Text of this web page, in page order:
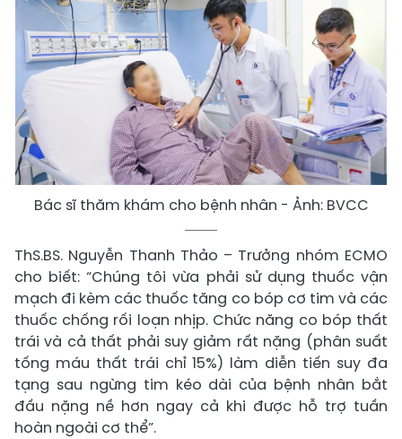
Bác sĩ thăm khám cho bệnh nhân - Ảnh: BVCC
ThS.BS. Nguyễn Thanh Thảo – Trưởng nhóm ECMO
cho biết: “Chúng tôi vừa phải sử dụng thuốc vận
mạch đi kèm các thuốc tăng co bóp cơ tim và các
thuốc chống rối loạn nhịp. Chức năng co bóp thất
trái và cả thất phải suy giảm rất nặng (phân suất
tống máu thất trái chỉ 15%) làm diễn tiến suy đa
tạng sau ngừng tim kéo dài của bệnh nhân bắt
đầu nặng nề hơn ngay cả khi được hỗ trợ tuần
hoàn ngoài cơ thể”.